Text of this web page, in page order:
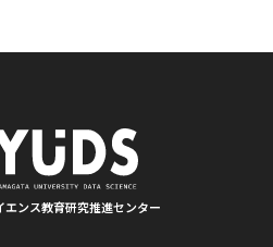
#清代寺院 #画像分析
#福島第一原発事故
ンス教育研究推進センター